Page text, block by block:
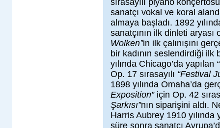
sırasayılı piyano
sanatçı vokal ve koral
almaya başladı. 1892
sanatçının ilk dinleti aryası
Wolken”in ilk çalınışını
bir kadının seslendirdiği
yılında Chicago’da yapılan
Op. 17 sırasayılı “Festival
1898 yılında Omaha’da
Exposition”için Op. 42
Şarkısı”nın siparişini aldı.
Harris Aubrey 1910
süre sonra sanatçı